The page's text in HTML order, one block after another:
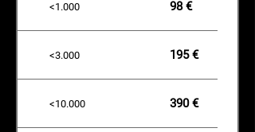
<1.000 98 €
<3.000 195 €
<10.000 390 €